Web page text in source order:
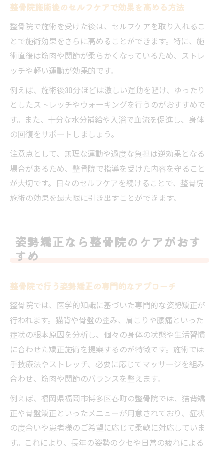
整骨院施術後のセルフケアで効果を高める方法
整骨院で施術を受けた後は、セルフケアを取り入れるこ
とで施術効果をさらに高めることができます。特に、施
術直後は筋肉や関節が柔らかくなっているため、ストレ
ッチや軽い運動が効果的です。
例えば、施術後30分ほどは激しい運動を避け、ゆったり
としたストレッチやウォーキングを行うのがおすすめで
す。また、十分な水分補給や入浴で血流を促進し、身体
の回復をサポートしましょう。
注意点として、無理な運動や過度な負担は逆効果となる
場合があるため、整骨院で指導を受けた内容を守ること
が大切です。日々のセルフケアを続けることで、整骨院
施術の効果を最大限に引き出すことができます。
姿勢矯正なら整骨院のケアがおす
すめ
整骨院で行う姿勢矯正の専門的なアプローチ
整骨院では、医学的知識に基づいた専門的な姿勢矯正が
行われます。猫背や骨盤の歪み、肩こりや腰痛といった
症状の根本原因を分析し、個々の身体の状態や生活習慣
に合わせた矯正施術を提案するのが特徴です。施術では
手技療法やストレッチ、必要に応じてマッサージを組み
合わせ、筋肉や関節のバランスを整えます。
例えば、福岡県福岡市博多区春町の整骨院では、猫背矯
正や骨盤矯正といったメニューが用意されており、症状
の度合いや患者様のご希望に応じて柔軟に対応していま
す。これにより、長年の姿勢のクセや日常の疲れによる